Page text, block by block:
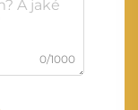
0/1000